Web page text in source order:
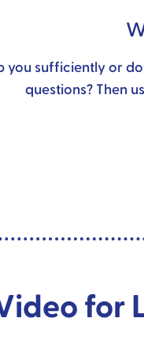
you sufficiently or
questions? Then
for